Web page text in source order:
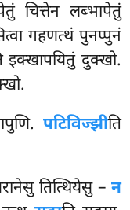
चित्तेन लब्भापेतुं
गहणत्थं पुनप्पुनं
इक्खापयितुं दुक्खो.
पटिविज्झीति
तित्थियेसु – न